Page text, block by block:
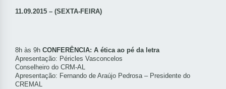
11.09.2015 – (SEXTA-FEIRA)
8h às 9h CONFERÊNCIA: A ética ao pé da letra
Apresentação: Péricles Vasconcelos
Conselheiro do CRM-AL
Apresentação: Fernando de Araújo Pedrosa – Presidente do
CREMAL